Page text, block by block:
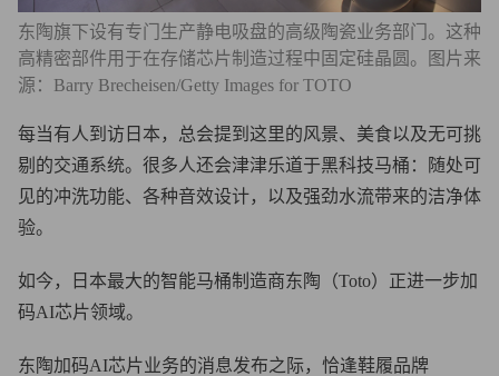
东陶旗下设有专门生产静电吸盘的高级陶瓷业务部门。这种
高精密部件用于在存储芯片制造过程中固定硅晶圆。图片来
源：Barry Brecheisen/Getty Images for TOTO
每当有人到访日本，总会提到这里的风景、美食以及无可挑
剔的交通系统。很多人还会津津乐道于黑科技马桶：随处可
见的冲洗功能、各种音效设计，以及强劲水流带来的洁净体
验。
如今，日本最大的智能马桶制造商东陶（Toto）正进一步加
码AI芯片领域。
东陶加码AI芯片业务的消息发布之际，恰逢鞋履品牌